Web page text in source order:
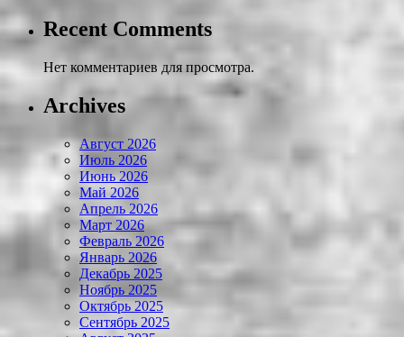
Recent Comments
Нет комментариев для просмотра.
Archives
Август 2026
Июль 2026
Июнь 2026
Май 2026
Апрель 2026
Март 2026
Февраль 2026
Январь 2026
Декабрь 2025
Ноябрь 2025
Октябрь 2025
Сентябрь 2025